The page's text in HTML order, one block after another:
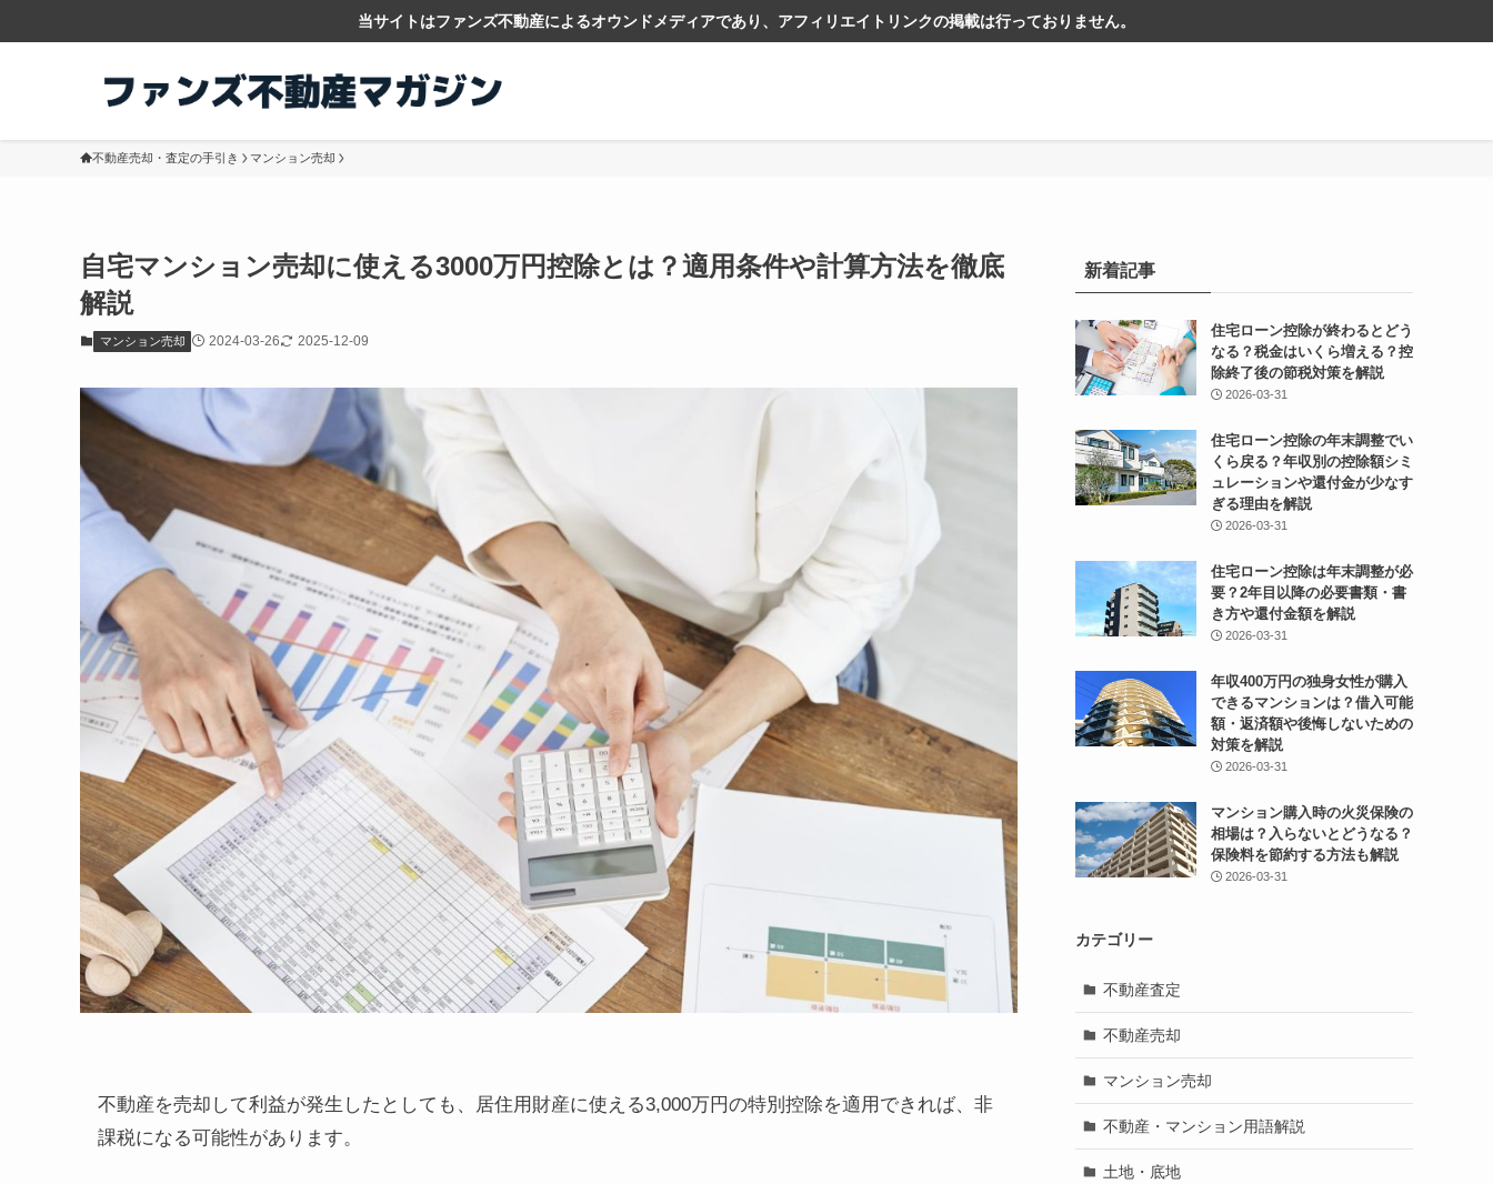
当サイトはファンズ不動産によるオウンドメディアであり、アフィリエイトリンクの掲載は行っておりません。
不動産売却・査定の手引き マンション売却
自宅マンション売却に使える3000万円控除とは？適用条件や計算方法を徹底
解説
マンション売却 2024-03-26 2025-12-09
不動産を売却して利益が発生したとしても、居住用財産に使える3,000万円の特別控除を適用できれば、非
課税になる可能性があります。
新着記事
住宅ローン控除が終わるとどう
なる？税金はいくら増える？控
除終了後の節税対策を解説
2026-03-31
住宅ローン控除の年末調整でい
くら戻る？年収別の控除額シミ
ュレーションや還付金が少なす
ぎる理由を解説
2026-03-31
住宅ローン控除は年末調整が必
要？2年目以降の必要書類・書
き方や還付金額を解説
2026-03-31
年収400万円の独身女性が購入
できるマンションは？借入可能
額・返済額や後悔しないための
対策を解説
2026-03-31
マンション購入時の火災保険の
相場は？入らないとどうなる？
保険料を節約する方法も解説
2026-03-31
カテゴリー
不動産査定
不動産売却
マンション売却
不動産・マンション用語解説
土地・底地